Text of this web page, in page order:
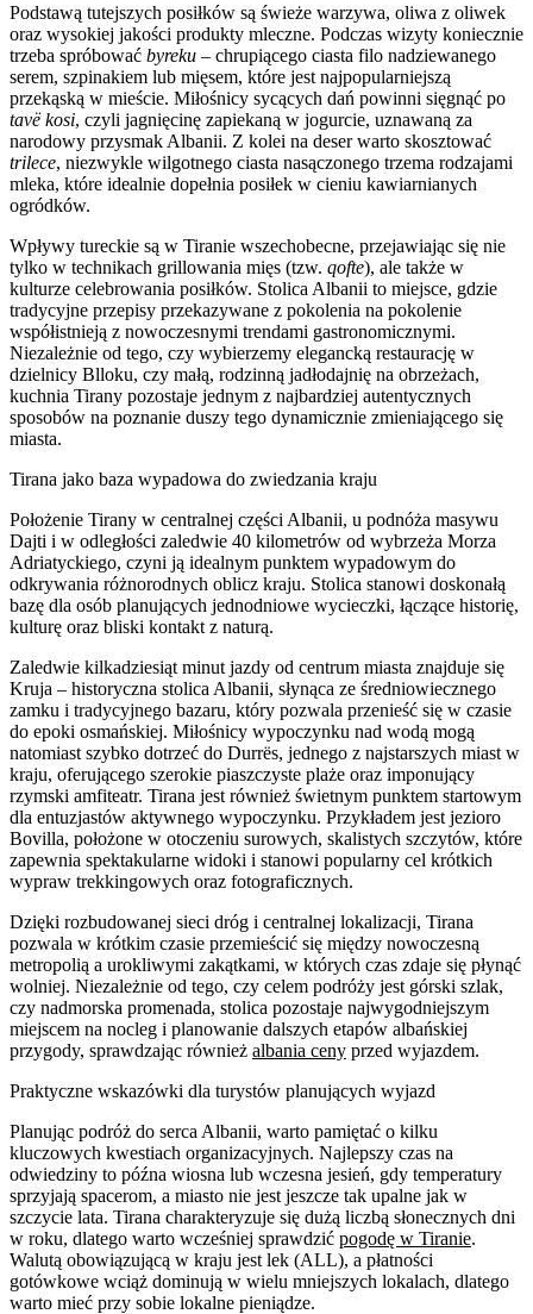
Podstawą tutejszych posiłków są świeże warzywa, oliwa z oliwek
oraz wysokiej jakości produkty mleczne. Podczas wizyty koniecznie
trzeba spróbować byreku – chrupiącego ciasta filo nadziewanego
serem, szpinakiem lub mięsem, które jest najpopularniejszą
przekąską w mieście. Miłośnicy sycących dań powinni sięgnąć po
tavë kosi, czyli jagnięcinę zapiekaną w jogurcie, uznawaną za
narodowy przysmak Albanii. Z kolei na deser warto skosztować
trilece, niezwykle wilgotnego ciasta nasączonego trzema rodzajami
mleka, które idealnie dopełnia posiłek w cieniu kawiarnianych
ogródków.
Wpływy tureckie są w Tiranie wszechobecne, przejawiając się nie
tylko w technikach grillowania mięs (tzw. qofte), ale także w
kulturze celebrowania posiłków. Stolica Albanii to miejsce, gdzie
tradycyjne przepisy przekazywane z pokolenia na pokolenie
współistnieją z nowoczesnymi trendami gastronomicznymi.
Niezależnie od tego, czy wybierzemy elegancką restaurację w
dzielnicy Blloku, czy małą, rodzinną jadłodajnię na obrzeżach,
kuchnia Tirany pozostaje jednym z najbardziej autentycznych
sposobów na poznanie duszy tego dynamicznie zmieniającego się
miasta.
Tirana jako baza wypadowa do zwiedzania kraju
Położenie Tirany w centralnej części Albanii, u podnóża masywu
Dajti i w odległości zaledwie 40 kilometrów od wybrzeża Morza
Adriatyckiego, czyni ją idealnym punktem wypadowym do
odkrywania różnorodnych oblicz kraju. Stolica stanowi doskonałą
bazę dla osób planujących jednodniowe wycieczki, łączące historię,
kulturę oraz bliski kontakt z naturą.
Zaledwie kilkadziesiąt minut jazdy od centrum miasta znajduje się
Kruja – historyczna stolica Albanii, słynąca ze średniowiecznego
zamku i tradycyjnego bazaru, który pozwala przenieść się w czasie
do epoki osmańskiej. Miłośnicy wypoczynku nad wodą mogą
natomiast szybko dotrzeć do Durrës, jednego z najstarszych miast w
kraju, oferującego szerokie piaszczyste plaże oraz imponujący
rzymski amfiteatr. Tirana jest również świetnym punktem startowym
dla entuzjastów aktywnego wypoczynku. Przykładem jest jezioro
Bovilla, położone w otoczeniu surowych, skalistych szczytów, które
zapewnia spektakularne widoki i stanowi popularny cel krótkich
wypraw trekkingowych oraz fotograficznych.
Dzięki rozbudowanej sieci dróg i centralnej lokalizacji, Tirana
pozwala w krótkim czasie przemieścić się między nowoczesną
metropolią a urokliwymi zakątkami, w których czas zdaje się płynąć
wolniej. Niezależnie od tego, czy celem podróży jest górski szlak,
czy nadmorska promenada, stolica pozostaje najwygodniejszym
miejscem na nocleg i planowanie dalszych etapów albańskiej
przygody, sprawdzając również albania ceny przed wyjazdem.
Praktyczne wskazówki dla turystów planujących wyjazd
Planując podróż do serca Albanii, warto pamiętać o kilku
kluczowych kwestiach organizacyjnych. Najlepszy czas na
odwiedziny to późna wiosna lub wczesna jesień, gdy temperatury
sprzyjają spacerom, a miasto nie jest jeszcze tak upalne jak w
szczycie lata. Tirana charakteryzuje się dużą liczbą słonecznych dni
w roku, dlatego warto wcześniej sprawdzić pogodę w Tiranie.
Walutą obowiązującą w kraju jest lek (ALL), a płatności
gotówkowe wciąż dominują w wielu mniejszych lokalach, dlatego
warto mieć przy sobie lokalne pieniądze.